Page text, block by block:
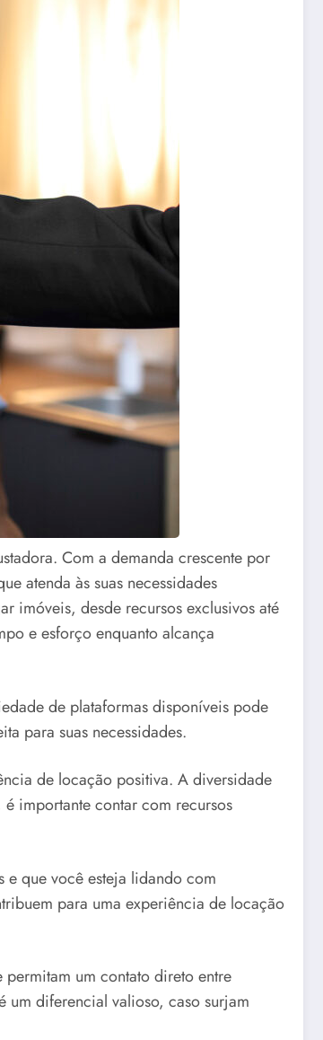
Com a demanda crescente por
atenda às suas necessidades
imóveis, desde recursos exclusivos até
e esforço enquanto alcança
de plataformas disponíveis pode
para suas necessidades.
de locação positiva. A diversidade
importante contar com recursos
e que você esteja lidando com
para uma experiência de locação
um contato direto entre
um diferencial valioso, caso surjam